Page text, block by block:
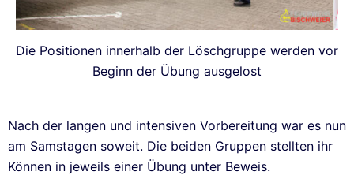
Die Positionen innerhalb der Löschgruppe werden vor
Beginn der Übung ausgelost
Nach der langen und intensiven Vorbereitung war es nun
am Samstagen soweit. Die beiden Gruppen stellten ihr
Können in jeweils einer Übung unter Beweis.